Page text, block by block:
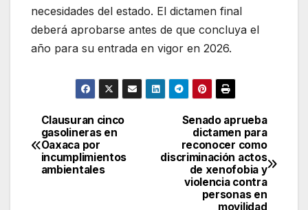
necesidades del estado. El dictamen final
deberá aprobarse antes de que concluya el
año para su entrada en vigor en 2026.
Navegación
de
Senado aprueba
dictamen para
reconocer como
discriminación actos
de xenofobia y
violencia contra
personas en
movilidad
Clausuran cinco
gasolineras en
Oaxaca por
incumplimientos
ambientales